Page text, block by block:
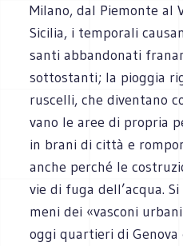
Milano, dal Pie­monte al
Sici­lia, i tem­po­rali
santi abban­do­nati
sot­to­stanti; la piog­gia
ruscelli, che diven­tano
vano le aree di pro­pria
in brani di città e
anche per­ché le
vie di fuga dell’acqua.
meni dei «vasconi
oggi quar­tieri di Genova